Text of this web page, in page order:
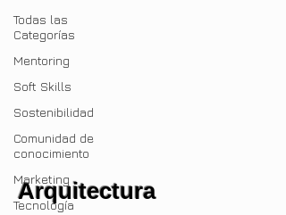
Todas las
Categorías
Mentoring
Soft Skills
Sostenibilidad
Comunidad de
conocimiento
Marketing
Tecnología
Arquitectura